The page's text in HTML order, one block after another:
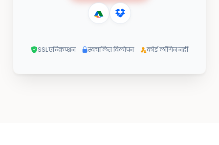
SSL एन्क्रिप्शन स्वचालित विलोपन कोई लॉगिन नहीं